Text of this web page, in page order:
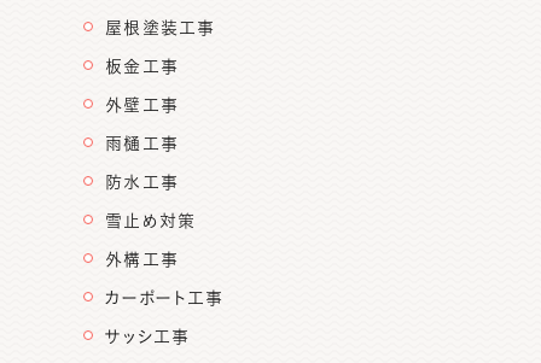
屋根塗装工事
板金工事
外壁工事
雨樋工事
防水工事
雪止め対策
外構工事
カーポート工事
サッシ工事